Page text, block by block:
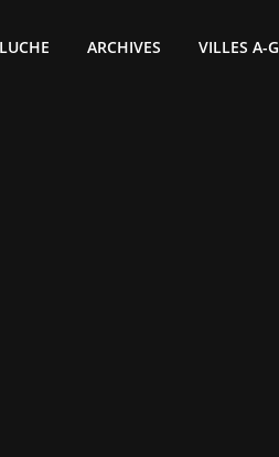
ARCHIVES VILLES A-G